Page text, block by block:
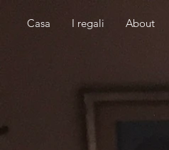
Casa I regali About